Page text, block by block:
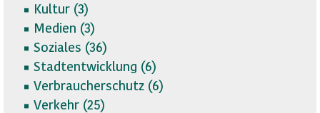
Kultur (3)
Medien (3)
Soziales (36)
Stadtentwicklung (6)
Verbraucherschutz (6)
Verkehr (25)